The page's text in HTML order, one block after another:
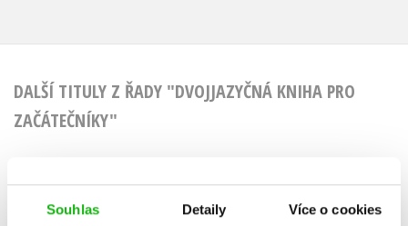
Souhlas Detaily Více o cookies
DALŠÍ TITULY Z ŘADY "DVOJJAZYČNÁ KNIHA PRO
ZAČÁTEČNÍKY"